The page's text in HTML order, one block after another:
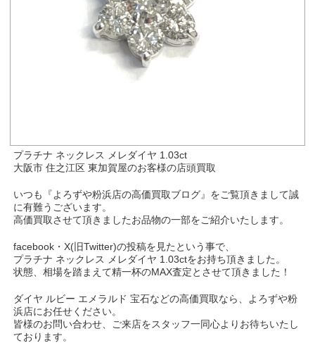
プラチナ ネックレス メレダイヤ 1.03ct
大阪市 住之江区 東加賀屋のお客様の店頭買取
いつも『よろずや粉浜店の高価買取ブログ』をご覧頂きまして誠
に有難うございます。
高価買取させて頂きましたお品物の一部をご紹介いたします。
facebook・X(旧Twitter)の投稿を見たという事で、
プラチナ ネックレス メレダイヤ 1.03ctをお持ち頂きました。
状態、相場を踏まえて精一杯のMAX査定とさせて頂きました！
ダイヤ ルビー エメラルド 宝石などの高価買取なら、よろずや粉
浜店にお任せください。
皆様のお問い合わせ、ご来店をスタッフ一同心よりお待ちいたし
ております。